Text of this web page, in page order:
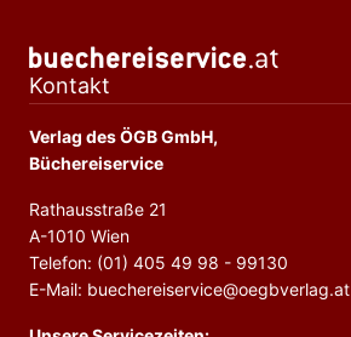
Kontakt
Verlag des ÖGB GmbH,
Büchereiservice
Rathausstraße 21
A-1010 Wien
Telefon: (01) 405 49 98 - 99130
E-Mail: buechereiservice@oegbverlag.at